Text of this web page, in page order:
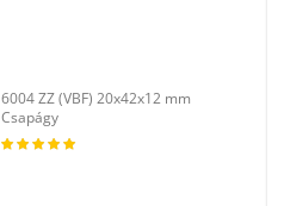
6004 ZZ (VBF) 20x42x12 mm
Csapágy